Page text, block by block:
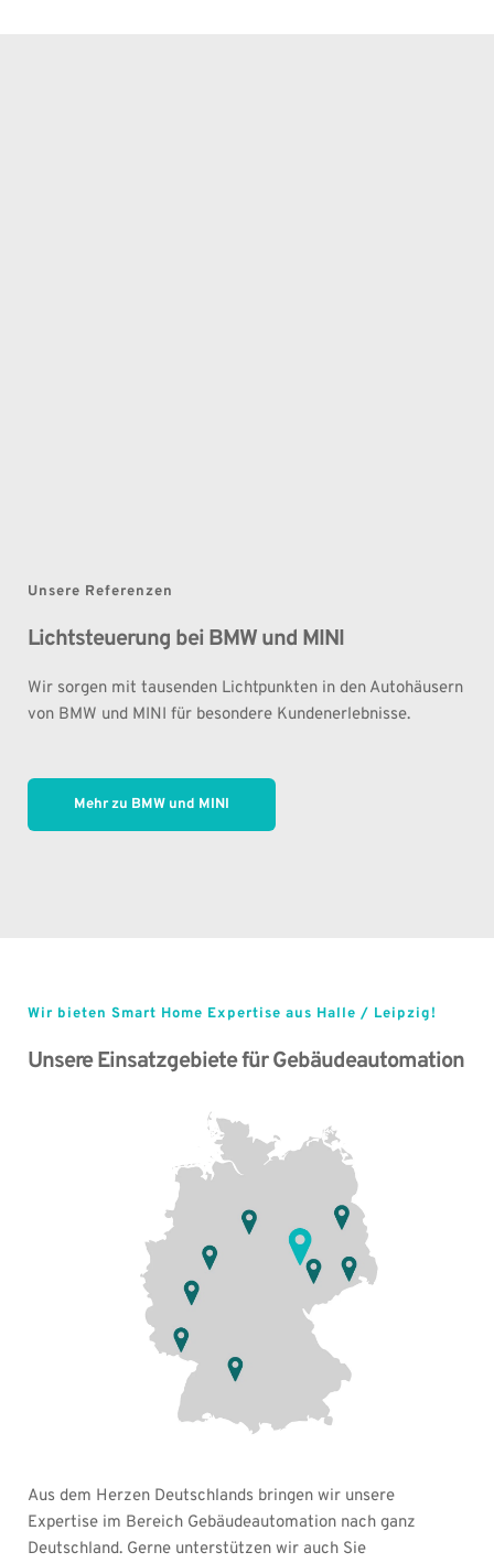
Unsere Referenzen
Lichtsteuerung bei BMW und MINI
Wir sorgen mit tausenden Lichtpunkten in den Autohäusern
von BMW und MINI für besondere Kundenerlebnisse.
Mehr zu BMW und MINI
Wir bieten Smart Home Expertise aus Halle / Leipzig!
Unsere Einsatzgebiete für Gebäudeautomation
Aus dem Herzen Deutschlands bringen wir unsere
Expertise im Bereich Gebäudeautomation nach ganz
Deutschland. Gerne unterstützen wir auch Sie